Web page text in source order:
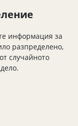
информация за
разпределено,
случайното